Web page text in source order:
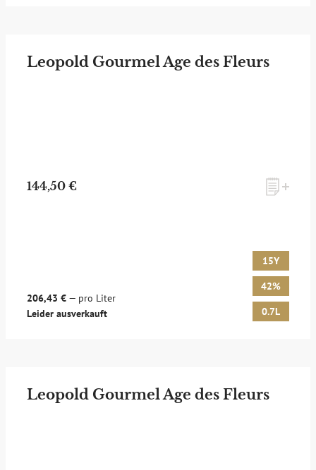
Leopold Gourmel Age des Fleurs
144,50 €
206,43 € — pro Liter
Leider ausverkauft
15Y
42%
0.7L
Leopold Gourmel Age des Fleurs